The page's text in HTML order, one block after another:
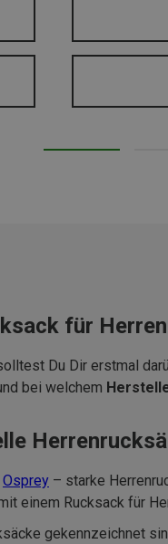
für
Du Dir erstmal
bei welchem
Osprey – starke
einem Rucksack für
gekennzeichnet